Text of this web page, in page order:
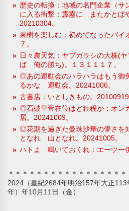
歴史の転換：地域の名門企業（サ
に入る衝撃；霹靂に またかとぼ
20210304。
果樹を楽しむ：初めてなったバイ
７。
日々農天気：ヤブガラシの大株(
ば 俺の勝ち)。１３１１１７。
◎あの運動会のハラハラはもう
るかな 運動会。20241006。
古書店：いとしきもの。20100919
◎石破皇帝在位はどれ程か；オ
居。20241009。
◎花期を過ぎた曼珠沙華の儚さ
となれ 山となれ。20241005。
ハトよ 鳴いておくれ：エーツー
＊＊＊＊＊＊＊＊＊＊＊＊＊＊＊＊＊
2024（皇紀2684年明治157年大正
年）年10月11日（金）